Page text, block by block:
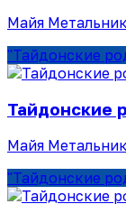
Майя
"Тайдонские
Тайдонские
Майя
"Тайдонские